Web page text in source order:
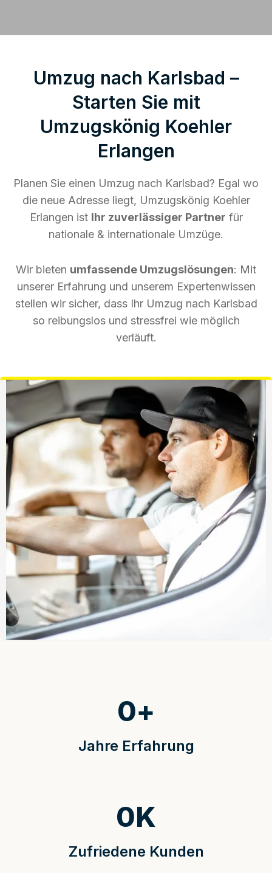
Umzug nach Karlsbad –
Starten Sie mit
Umzugskönig Koehler
Erlangen
Planen Sie einen Umzug nach Karlsbad? Egal wo
die neue Adresse liegt, Umzugskönig Koehler
Erlangen ist Ihr zuverlässiger Partner für
nationale & internationale Umzüge.
Wir bieten umfassende Umzugslösungen: Mit
unserer Erfahrung und unserem Expertenwissen
stellen wir sicher, dass Ihr Umzug nach Karlsbad
so reibungslos und stressfrei wie möglich
verläuft.
Jahre Erfahrung
0+
Zufriedene Kunden
0K